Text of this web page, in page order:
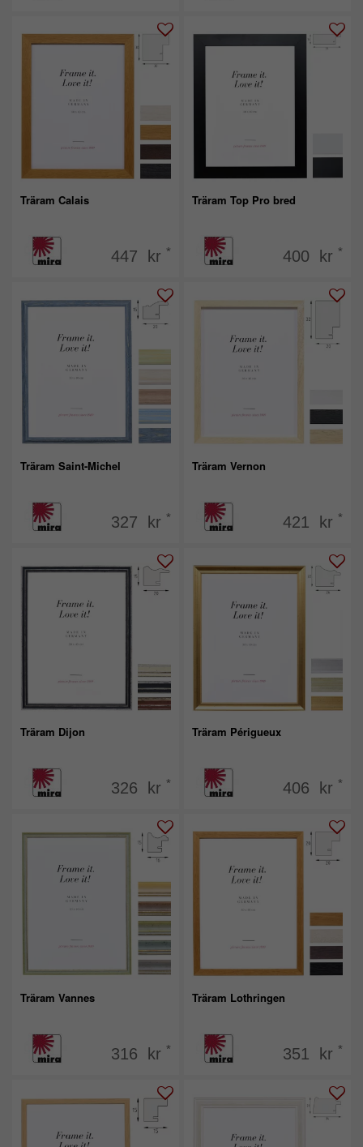
Träram Calais
447 kr *
Träram Top Pro bred
400 kr *
Träram Saint-Michel
327 kr *
Träram Vernon
421 kr *
Träram Dijon
326 kr *
Träram Périgueux
406 kr *
Träram Vannes
316 kr *
Träram Lothringen
351 kr *